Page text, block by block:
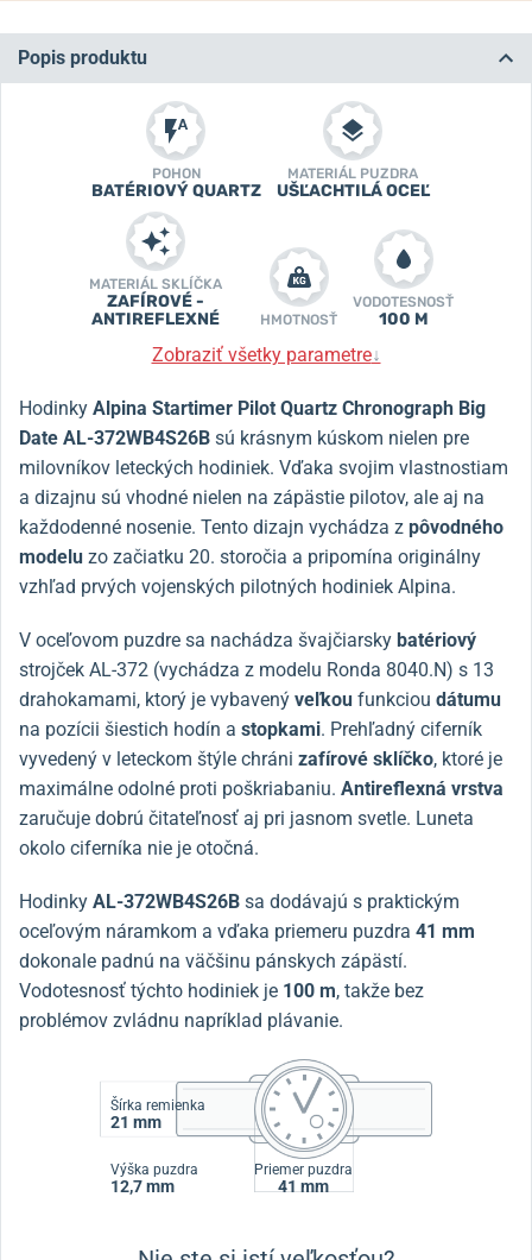
Popis produktu
POHON
BATÉRIOVÝ QUARTZ
MATERIÁL PUZDRA
UŠĽACHTILÁ OCEĽ
MATERIÁL SKLÍČKA
ZAFÍROVÉ -
ANTIREFLEXNÉ
HMOTNOSŤ
VODOTESNOSŤ
100 M
Zobraziť všetky parametre↓
Hodinky Alpina Startimer Pilot Quartz Chronograph Big
Date AL-372WB4S26B sú krásnym kúskom nielen pre
milovníkov leteckých hodiniek. Vďaka svojim vlastnostiam
a dizajnu sú vhodné nielen na zápästie pilotov, ale aj na
každodenné nosenie. Tento dizajn vychádza z pôvodného
modelu zo začiatku 20. storočia a pripomína originálny
vzhľad prvých vojenských pilotných hodiniek Alpina.
V oceľovom puzdre sa nachádza švajčiarsky batériový
strojček AL-372 (vychádza z modelu Ronda 8040.N) s 13
drahokamami, ktorý je vybavený veľkou funkciou dátumu
na pozícii šiestich hodín a stopkami. Prehľadný ciferník
vyvedený v leteckom štýle chráni zafírové sklíčko, ktoré je
maximálne odolné proti poškriabaniu. Antireflexná vrstva
zaručuje dobrú čitateľnosť aj pri jasnom svetle. Luneta
okolo ciferníka nie je otočná.
Hodinky AL-372WB4S26B sa dodávajú s praktickým
oceľovým náramkom a vďaka priemeru puzdra 41 mm
dokonale padnú na väčšinu pánskych zápästí.
Vodotesnosť týchto hodiniek je 100 m, takže bez
problémov zvládnu napríklad plávanie.
Šírka remienka
21 mm
Výška puzdra
12,7 mm
Priemer puzdra
41 mm